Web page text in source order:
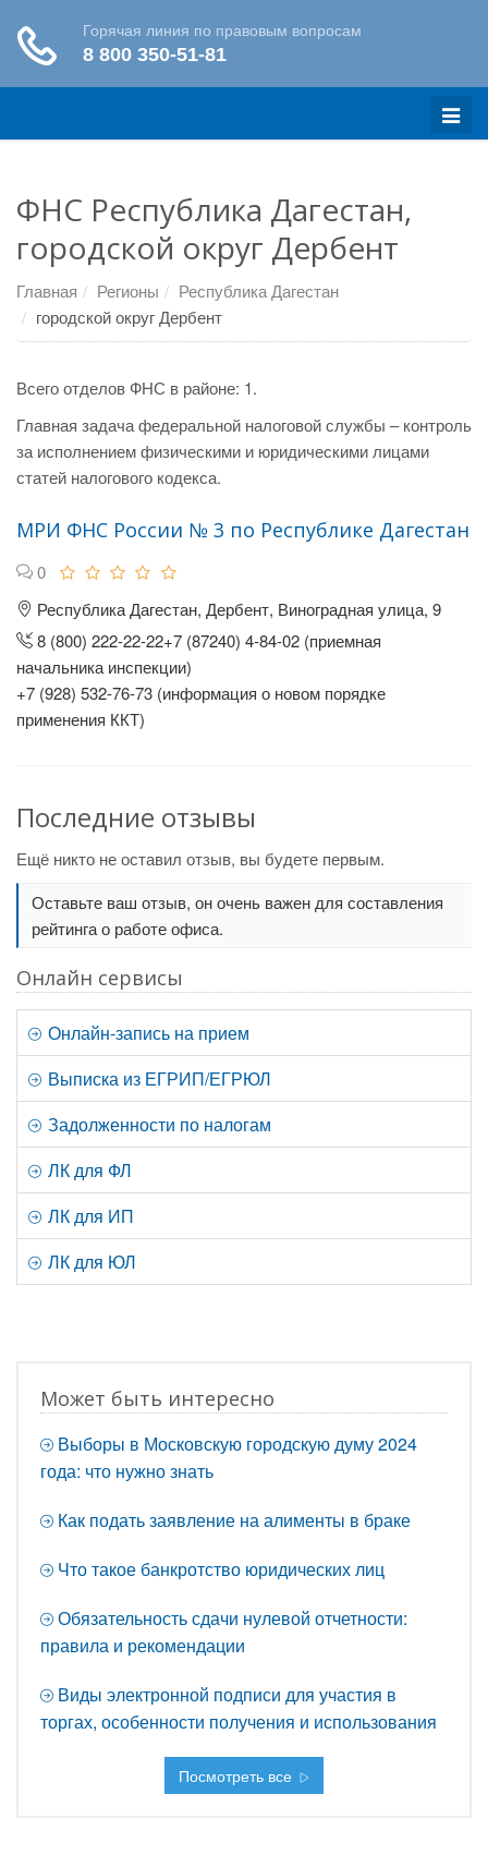
Меню
ФНС Республика Дагестан,
городской округ Дербент
Главная Регионы
Республика Дагестан
городской округ Дербент
Всего отделов ФНС в районе: 1.
Главная задача федеральной налоговой службы – контроль
за исполнением физическими и юридическими лицами
статей налогового кодекса.
МРИ ФНС России № 3 по Республике Дагестан
0
Республика Дагестан, Дербент, Виноградная улица, 9
8 (800) 222-22-22+7 (87240) 4-84-02 (приемная
начальника инспекции)
+7 (928) 532-76-73 (информация о новом порядке
применения ККТ)
Последние отзывы
Ещё никто не оставил отзыв, вы будете первым.
Оставьте ваш отзыв, он очень важен для составления
рейтинга о работе офиса.
Онлайн сервисы
Онлайн-запись на прием
Выписка из ЕГРИП/ЕГРЮЛ
Задолженности по налогам
ЛК для ФЛ
ЛК для ИП
ЛК для ЮЛ
Может быть интересно
Выборы в Московскую городскую думу 2024
года: что нужно знать
Как подать заявление на алименты в браке
Что такое банкротство юридических лиц
Обязательность сдачи нулевой отчетности:
правила и рекомендации
Виды электронной подписи для участия в
торгах, особенности получения и использования
Посмотреть все